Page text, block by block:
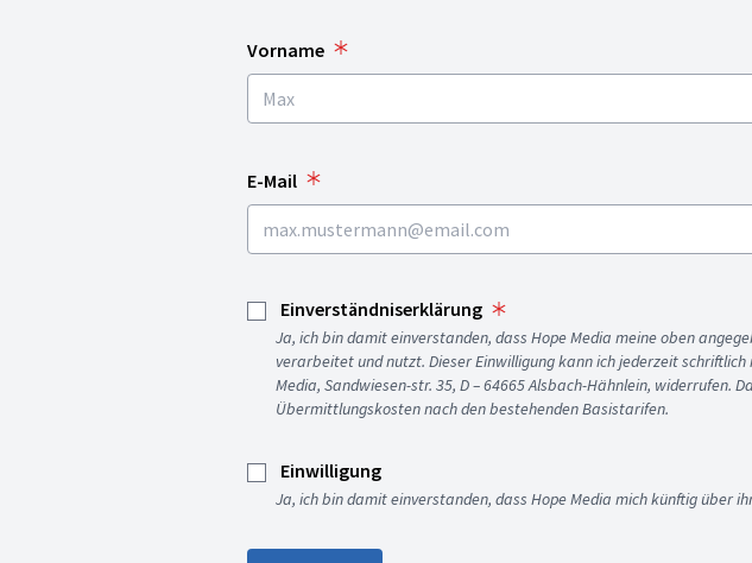
Vorname
E-Mail
Einverständniserklärung
Ja, ich bin damit einverstanden, dass Hope Media meine oben
verarbeitet und nutzt. Dieser Einwilligung kann ich jederzeit
Media, Sandwiesen-str. 35, D – 64665 Alsbach-Hähnlein,
Übermittlungskosten nach den bestehenden Basistarifen.
Einwilligung
Ja, ich bin damit einverstanden, dass Hope Media mich künftig über